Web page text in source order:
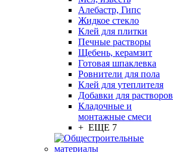
Алебастр, Гипс
Жидкое стекло
Клей для плитки
Печные растворы
Щебень, керамзит
Готовая шпаклевка
Ровнители для пола
Клей для утеплителя
Добавки для растворов
Кладочные и
монтажные смеси
+ ЕЩЕ 7